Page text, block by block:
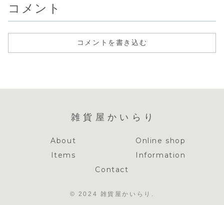
コメント
コメントを書き込む
雑貨屋かいらり
About
Online shop
Items
Information
Contact
© 2024 雑貨屋かいらり.